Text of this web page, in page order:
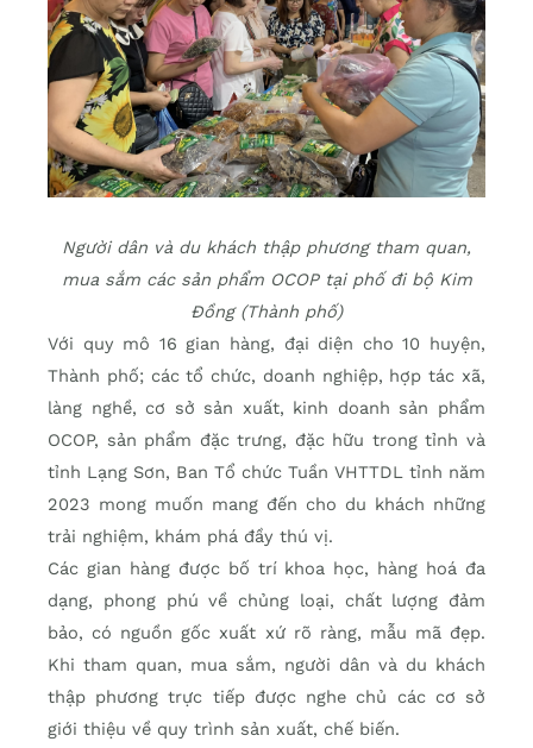
Người dân và du khách thập phương tham quan,
mua sắm các sản phẩm OCOP tại phố đi bộ Kim
Đồng (Thành phố)
Với quy mô 16 gian hàng, đại diện cho 10 huyện,
Thành phố; các tổ chức, doanh nghiệp, hợp tác xã,
làng nghề, cơ sở sản xuất, kinh doanh sản phẩm
OCOP, sản phẩm đặc trưng, đặc hữu trong tỉnh và
tỉnh Lạng Sơn, Ban Tổ chức Tuần VHTTDL tỉnh năm
2023 mong muốn mang đến cho du khách những
trải nghiệm, khám phá đầy thú vị.
Các gian hàng được bố trí khoa học, hàng hoá đa
dạng, phong phú về chủng loại, chất lượng đảm
bảo, có nguồn gốc xuất xứ rõ ràng, mẫu mã đẹp.
Khi tham quan, mua sắm, người dân và du khách
thập phương trực tiếp được nghe chủ các cơ sở
giới thiệu về quy trình sản xuất, chế biến.